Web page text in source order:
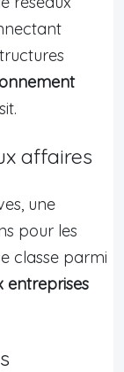
affaires
une
pour les
classe parmi
entreprises